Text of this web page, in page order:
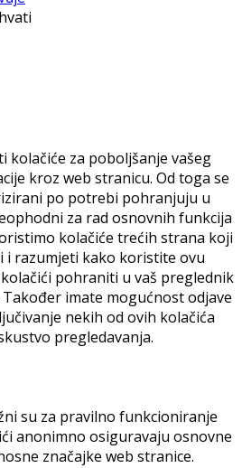
kolačiće za poboljšanje vašeg
kroz web stranicu. Od toga se
po potrebi pohranjuju u
za rad osnovnih funkcija
kolačiće trećih strana koji
i razumjeti kako koristite ovu
pohraniti u vaš preglednik
imate mogućnost odjave
nekih od ovih kolačića
pregledavanja.
su za pravilno funkcioniranje
anonimno osiguravaju osnovne
značajke web stranice.